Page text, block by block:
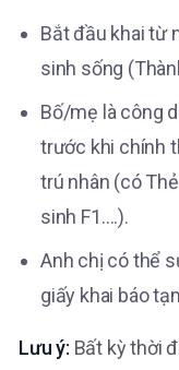
Bắt đầu khai từ
sinh sống
Bố/mẹ là công
trước khi chính
trú nhân (có
sinh F1….).
Anh chị có thể
giấy khai báo
Lưu ý: Bất kỳ thời